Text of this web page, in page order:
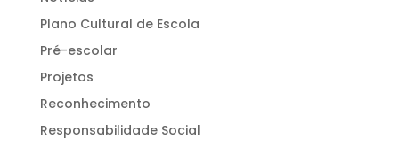
Plano Cultural de Escola
Pré-escolar
Projetos
Reconhecimento
Responsabilidade Social